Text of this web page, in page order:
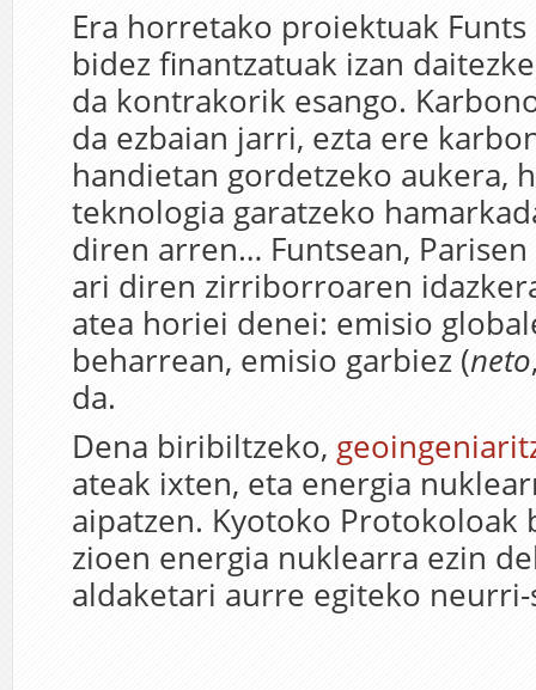
Era horretako proiektuak
bidez finantzatuak izan
da kontrakorik esango.
da ezbaian jarri, ezta ere
handietan gordetzeko aukera,
teknologia garatzeko
diren arren… Funtsean,
ari diren zirriborroaren
atea horiei denei: emisio
beharrean, emisio garbiez (neto
da.
Dena biribiltzeko,
ateak ixten, eta energia
aipatzen. Kyotoko Protokoloak
zioen energia nuklearra ezin
aldaketari aurre egiteko